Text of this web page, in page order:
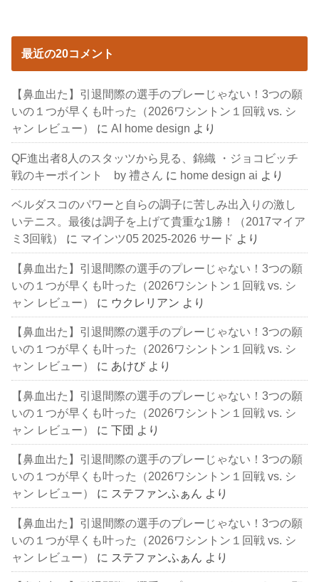
最近の20コメント
【鼻血出た】引退間際の選手のプレーじゃない！3つの願
いの１つが早くも叶った（2026ワシントン１回戦 vs. シ
ャン レビュー）
にAI home design より
QF進出者8人のスタッツから見る、錦織 ・ジョコビッチ
戦のキーポイント by 禮さん に home design ai より
ベルダスコのパワーと自らの調子に苦しみ出入りの激し
いテニス。最後は調子を上げて貴重な1勝！（2017マイア
ミ3回戦）
に マインツ05 2025-2026 サード より
【鼻血出た】引退間際の選手のプレーじゃない！3つの願
いの１つが早くも叶った（2026ワシントン１回戦 vs. シ
ャン レビュー）
に ウクレリアン より
【鼻血出た】引退間際の選手のプレーじゃない！3つの願
いの１つが早くも叶った（2026ワシントン１回戦 vs. シ
ャン レビュー）
に あけび より
【鼻血出た】引退間際の選手のプレーじゃない！3つの願
いの１つが早くも叶った（2026ワシントン１回戦 vs. シ
ャン レビュー）
に下団 より
【鼻血出た】引退間際の選手のプレーじゃない！3つの願
いの１つが早くも叶った（2026ワシントン１回戦 vs. シ
ャン レビュー）
に ステファンふぁん より
【鼻血出た】引退間際の選手のプレーじゃない！3つの願
いの１つが早くも叶った（2026ワシントン１回戦 vs. シ
ャン レビュー）
に ステファンふぁん より